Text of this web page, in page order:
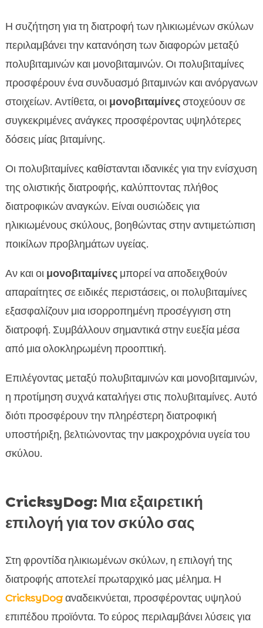
Η συζήτηση για τη διατροφή των ηλικιωμένων σκύλων
περιλαμβάνει την κατανόηση των διαφορών μεταξύ
πολυβιταμινών και μονοβιταμινών. Οι πολυβιταμίνες
προσφέρουν ένα συνδυασμό βιταμινών και ανόργανων
στοιχείων. Αντίθετα, οι μονοβιταμίνεςστοχεύουν σε
συγκεκριμένες ανάγκες προσφέροντας υψηλότερες
δόσεις μίας βιταμίνης.
Οι πολυβιταμίνες καθίστανται ιδανικές για την ενίσχυση
της ολιστικής διατροφής, καλύπτοντας πλήθος
διατροφικών αναγκών. Είναι ουσιώδεις για
ηλικιωμένους σκύλους, βοηθώντας στην αντιμετώπιση
ποικίλων προβλημάτων υγείας.
Αν και οι μονοβιταμίνεςμπορεί να αποδειχθούν
απαραίτητες σε ειδικές περιστάσεις, οι πολυβιταμίνες
εξασφαλίζουν μια ισορροπημένη προσέγγιση στη
διατροφή. Συμβάλλουν σημαντικά στην ευεξία μέσα
από μια ολοκληρωμένη προοπτική.
Επιλέγοντας μεταξύ πολυβιταμινών και μονοβιταμινών,
η προτίμηση συχνά καταλήγει στις πολυβιταμίνες. Αυτό
διότι προσφέρουν την πληρέστερη διατροφική
υποστήριξη, βελτιώνοντας την μακροχρόνια υγεία του
σκύλου.
CricksyDog: Μια εξαιρετική
επιλογή για τον σκύλο σας
Στη φροντίδα ηλικιωμένων σκύλων, η επιλογή της
διατροφής αποτελεί πρωταρχικό μας μέλημα. Η
CricksyDogαναδεικνύεται, προσφέροντας υψηλού
επιπέδου προϊόντα. Το εύρος περιλαμβάνει λύσεις για